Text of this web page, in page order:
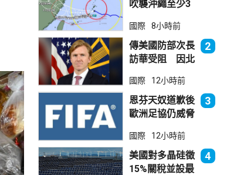
吹襲沖繩至少3
取消
國際 8小時前
傳美國防部次長
訪華受阻 因北
售
2
國際 12小時前
恩芬天奴道歉後
歐洲足協仍威脅
事
3
國際 12小時前
美國對多晶硅徵
15%關稅並設最
4